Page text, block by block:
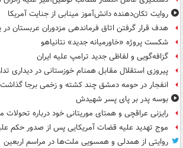
روایت تکان‌دهنده دانش‌آموز مینابی از جنایت آمریکا
هدف قرار گرفتن اتاق‌ فرماندهی مزدوران عربستان در
شکست پروژه «خاورمیانه جدید» نتانیاهو
گزافه‌گویی و لفاظی جدید ترامپ علیه ایران
پیروزی استقلال مقابل همنام خوزستانی در دیداری
انفجار در حومه دمشق چند کشته و زخمی برجا گذاشت
بوسه‌ پدر بر پای پسر شهیدش
رایزنی عراقچی و همتای موریتانی خود درباره تحولات
موج تهدید علیه قضات آمریکایی پس از صدور حکم
روایتی از همدلی و همسویی ملت‌ها در مراسم اربعین